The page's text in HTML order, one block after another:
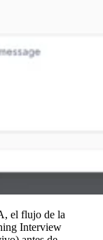
el flujo de la
Interview